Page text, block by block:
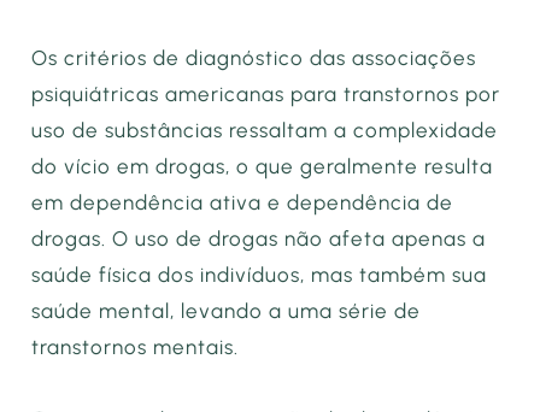
Os critérios de diagnóstico das associações
psiquiátricas americanas para transtornos por
uso de substâncias ressaltam a complexidade
do vício em drogas, o que geralmente resulta
em dependência ativa e dependência de
drogas. O uso de drogas não afeta apenas a
saúde física dos indivíduos, mas também sua
saúde mental, levando a uma série de
transtornos mentais.